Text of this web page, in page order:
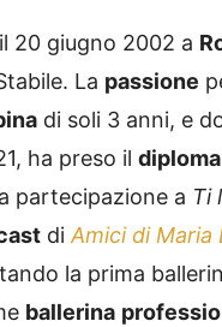
20 giugno 2002 a
La passione
di soli 3 anni, e
ha preso il diploma
partecipazione a Ti
diAmici di Maria
la prima
ballerina